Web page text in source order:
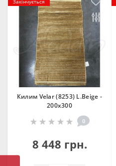
Закінчується
Килим Velar (8253) L.Beige -
200х300
0
8 448 грн.